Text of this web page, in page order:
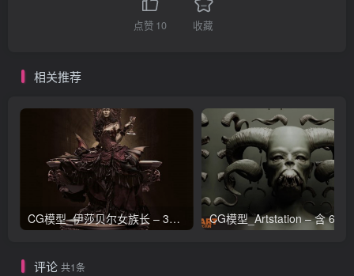
点赞 10 收藏
相关推荐
CG模型_伊莎贝尔女族长 – 3D 模型_CGART_模型下载
评论 共1条